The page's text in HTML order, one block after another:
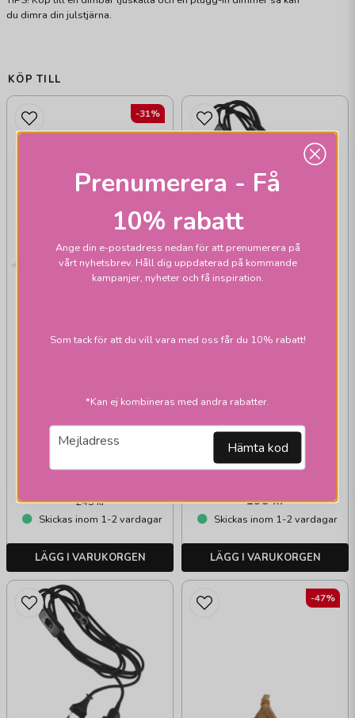
du dimra din julstjärna.
KÖP TILL
PR HOME
Alfa julstjärnor
245 kr
Skickas inom 1-2 vardagar
LÄGG I VARUKORGEN
-31%
PR HOME
195 kr
Skickas inom 1-2 vardagar
LÄGG I VARUKORGEN
-47%
Prenumerera - Få
10% rabatt
Ange din e-postadress nedan för att prenumerera på
vårt nyhetsbrev. Håll dig uppdaterad på kommande
kampanjer, nyheter och få inspiration.
Som tack för att du vill vara med oss får du 10% rabatt!
*Kan ej kombineras med andra rabatter.
email
Mejladress Hämta kod